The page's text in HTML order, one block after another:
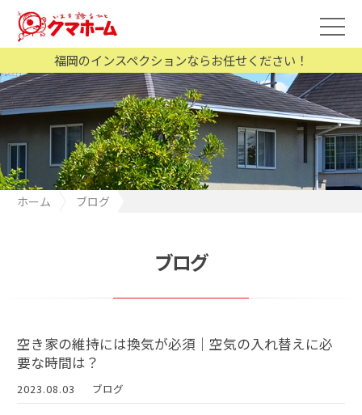
福岡のインスペクションならお任せください！
ホーム
ブログ
ブログ
空き家の維持には換気が必須｜空気の入れ替えに必
要な時間は？
2023.08.03 ブログ